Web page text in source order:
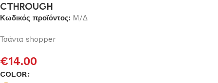
CTHROUGH
Κωδικός προϊόντος: Μ/Δ
Τσάντα shopper
€14.00
COLOR